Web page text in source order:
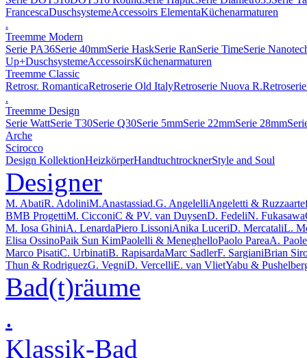
FrancescaDuschsystemeAccessoirs ElementaKüchenarmaturen
.
Treemme Modern
Serie PA36Serie 40mmSerie HaskSerie RanSerie TimeSerie
Up+DuschsystemeAccessoirsKüchenarmaturen
Treemme Classic
Retrosr. RomanticaRetroserie Old ItalyRetroserie Nuova R.
.
Treemme Design
Serie WattSerie T30Serie Q30Serie 5mmSerie 22mmSerie 28mm
Arche
Scirocco
Design KollektionHeizkörperHandtuchtrocknerStyle and Soul
Designer
M. AbatiR. AdoliniM.Anastassiad.G. AngelelliAngeletti & Ruzza
BMB ProgettiM. CicconiC & PV. van DuysenD. FedeliN. Fukasawa
M. Iosa GhiniA. LenardaPiero LissoniAnika LuceriD. MercataliL.
Elisa OssinoPaik Sun KimPaolelli & MeneghelloPaolo PareaA.
Marco PisatiC. UrbinatiB. RapisardaMarc SadlerF. SargianiBrian
Thun & RodriguezG. VegniD. VercelliE. van VlietYabu &
Bad(t)räume
.
Klassik-Bad